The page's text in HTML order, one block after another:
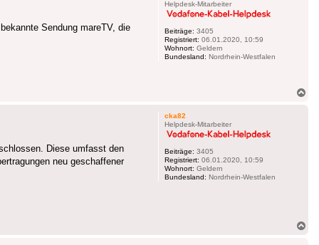
Helpdesk-Mitarbeiter
Beiträge: 3405
Registriert: 06.01.2020, 10:59
Wohnort: Geldern
Bundesland: Nordrhein-Westfalen
Sendung mareTV, die
cka82
Helpdesk-Mitarbeiter
Beiträge: 3405
Registriert: 06.01.2020, 10:59
Wohnort: Geldern
Bundesland: Nordrhein-Westfalen
Diese umfasst den
neu geschaffener